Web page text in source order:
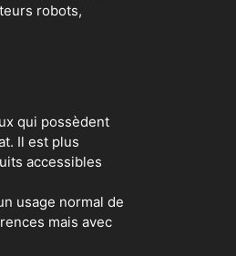
robots,
qui possèdent
Il est plus
accessibles
usage normal de
mais avec